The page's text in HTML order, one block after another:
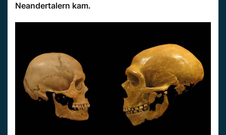
Neandertalern kam.